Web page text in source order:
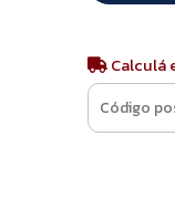
Calculá